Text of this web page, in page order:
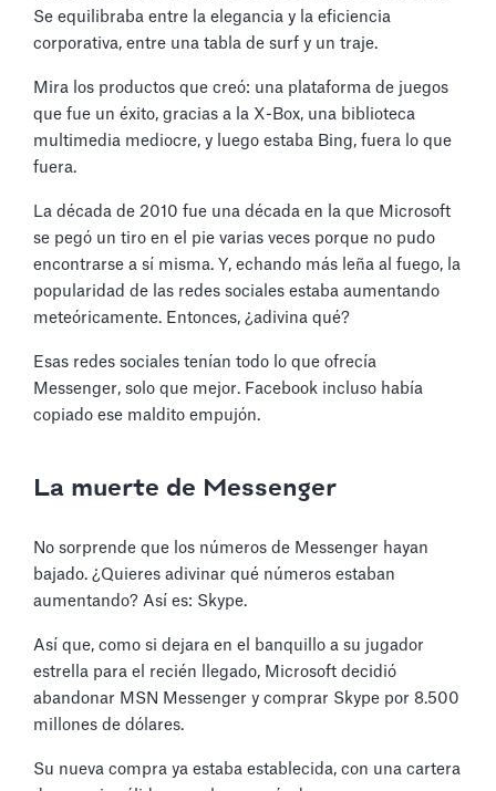
Se equilibraba entre la elegancia y la eficiencia
corporativa, entre una tabla de surf y un traje.
Mira los productos que creó: una plataforma de juegos
que fue un éxito, gracias a la X-Box, una biblioteca
multimedia mediocre, y luego estaba Bing, fuera lo que
fuera.
La década de 2010 fue una década en la que Microsoft
se pegó un tiro en el pie varias veces porque no pudo
encontrarse a sí misma. Y, echando más leña al fuego, la
popularidad de las redes sociales estaba aumentando
meteóricamente. Entonces, ¿adivina qué?
Esas redes sociales tenían todo lo que ofrecía
Messenger, solo que mejor. Facebook incluso había
copiado ese maldito empujón.
La muerte de Messenger
No sorprende que los números de Messenger hayan
bajado. ¿Quieres adivinar qué números estaban
aumentando? Así es: Skype.
Así que, como si dejara en el banquillo a su jugador
estrella para el recién llegado, Microsoft decidió
abandonar MSN Messenger y comprar Skype por 8.500
millones de dólares.
Su nueva compra ya estaba establecida, con una cartera